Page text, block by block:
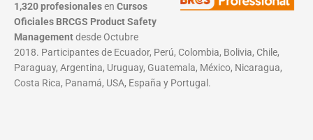
1,320 profesionalesen Cursos
Oficiales BRCGS Product Safety
Managementdesde Octubre
2018. Participantes de Ecuador, Perú, Colombia, Bolivia, Chile,
Paraguay, Argentina, Uruguay, Guatemala, México, Nicaragua,
Costa Rica, Panamá, USA, España y Portugal.